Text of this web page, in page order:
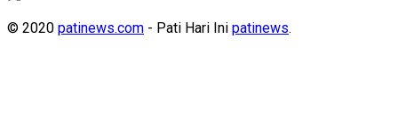
© 2020 patinews.com - Pati Hari Ini patinews.